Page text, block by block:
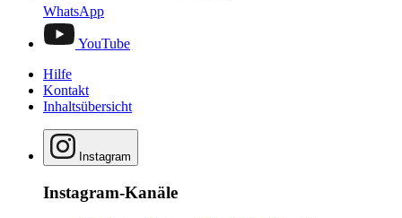
WhatsApp
YouTube
Hilfe
Kontakt
Inhaltsübersicht
Instagram
Instagram-Kanäle